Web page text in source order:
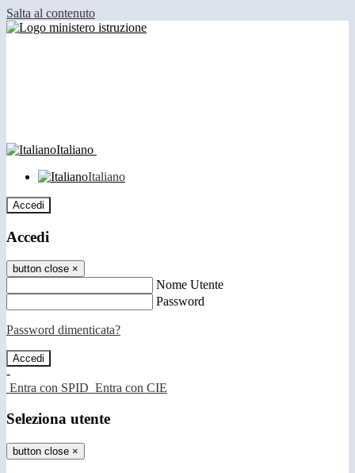
Salta al contenuto
Italiano
Italiano
Accedi
Accedi
button close ×
Nome Utente
Password
Password dimenticata?
-
Entra con SPID Entra con CIE
Seleziona utente
button close ×